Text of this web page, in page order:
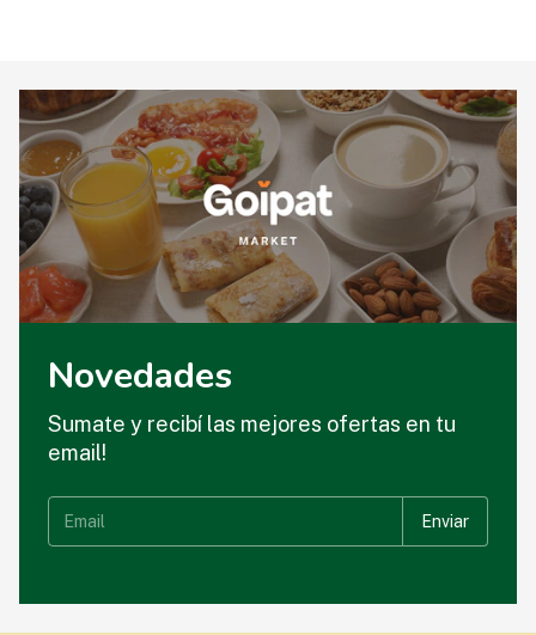
Novedades
Sumate y recibí las mejores ofertas en tu
email!